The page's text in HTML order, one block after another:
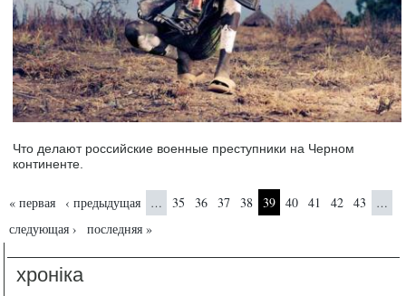
Что делают российские военные преступники на Черном
континенте.
Страницы
« первая ‹ предыдущая … 35 36 37 38 39 40 41 42 43 …
следующая › последняя »
хроніка